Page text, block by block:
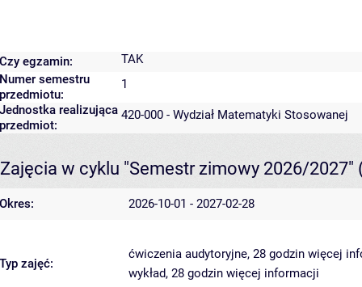
Czy egzamin:
TAK
Numer semestru
przedmiotu:
1
Jednostka realizująca
przedmiot:
420-000 - Wydział Matematyki Stosowanej
Zajęcia w cyklu "Semestr zimowy 2026/2027"
Okres: 2026-10-01 - 2027-02-28
Typ zajęć:
ćwiczenia audytoryjne, 28 godzin więcej
wykład, 28 godzin więcej informacji